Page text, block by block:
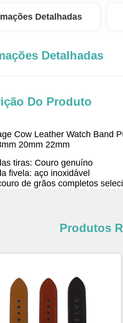
Detalhadas
Detalhadas
Do Produto
Cow Leather Watch Band
20mm 22mm
tiras: Couro genuíno
fivela: aço inoxidável
de grãos completos
Produtos